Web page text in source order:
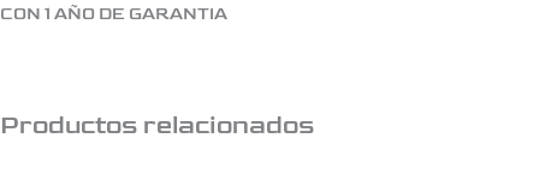
CON 1 AÑO DE GARANTIA
Productos relacionados